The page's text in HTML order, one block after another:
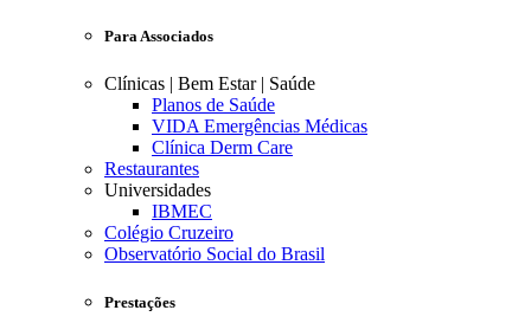
Para Associados
Clínicas | Bem Estar | Saúde
Planos de Saúde
VIDA Emergências Médicas
Clínica Derm Care
Restaurantes
Universidades
IBMEC
Colégio Cruzeiro
Observatório Social do Brasil
Prestações